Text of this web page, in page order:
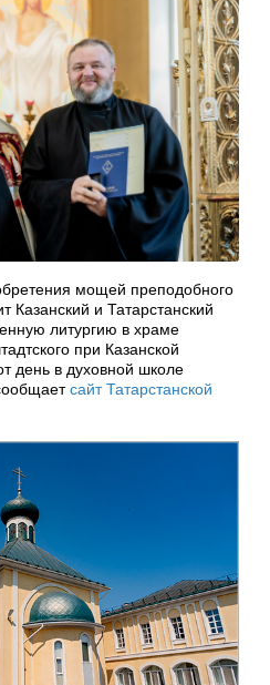
мощей преподобного
Казанский и Татарстанский
литургию в храме
при Казанской
день в духовной школе
сайт Татарстанской